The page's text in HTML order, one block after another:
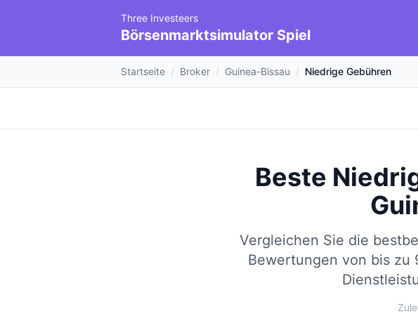
Three Investeers
Börsenmarktsimulator Spiel
Startseite / Broker / Guinea-Bissau / Niedrige Gebühren
Beste
Vergleichen Sie die
Bewertungen von bis zu